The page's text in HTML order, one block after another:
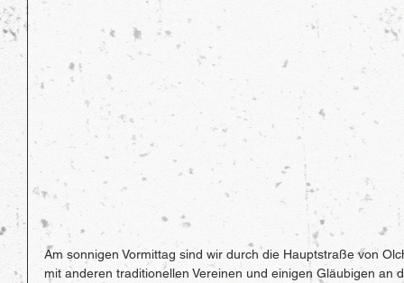
Am sonnigen Vormittag sind wir durch die Hauptstraße von
mit anderen traditionellen Vereinen und einigen Gläubigen an